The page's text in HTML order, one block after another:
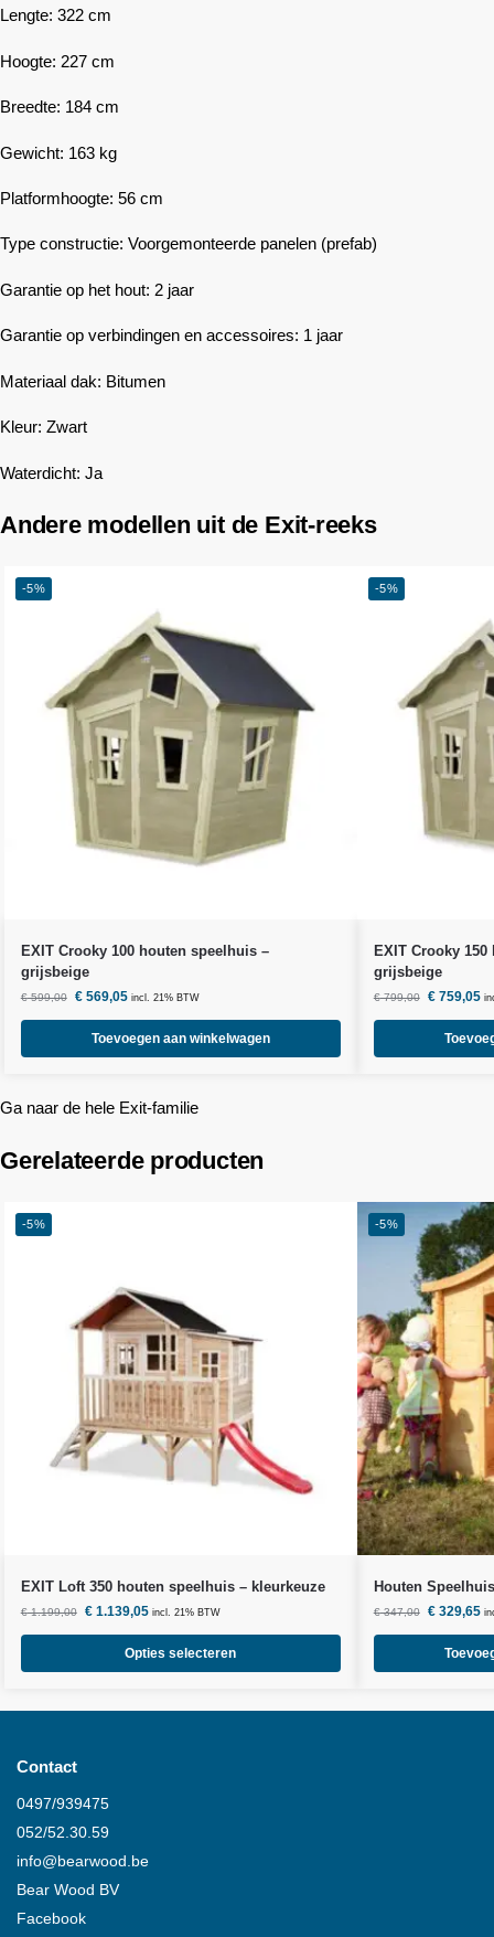
Lengte: 322 cm
Hoogte: 227 cm
Breedte: 184 cm
Gewicht: 163 kg
Platformhoogte: 56 cm
Type constructie: Voorgemonteerde panelen (prefab)
Garantie op het hout: 2 jaar
Garantie op verbindingen en accessoires: 1 jaar
Materiaal dak: Bitumen
Kleur: Zwart
Waterdicht: Ja
Andere modellen uit de Exit-reeks
-5%
EXIT Crooky 100 houten speelhuis –
grijsbeige
€599,00 €569,05 incl. 21% BTW
Toevoegen aan winkelwagen
-5%
EXIT Crooky
grijsbeige
€799,00 €759,05
Ga naar de hele Exit-familie
Gerelateerde producten
-5%
EXIT Loft 350 houten speelhuis – kleurkeuze
€1.199,00 €1.139,05 incl. 21% BTW
Opties selecteren
-5%
Houten
€347,00 €329,65
Contact
0497/939475
052/52.30.59
info@bearwood .be
Bear Wood BV
Facebook